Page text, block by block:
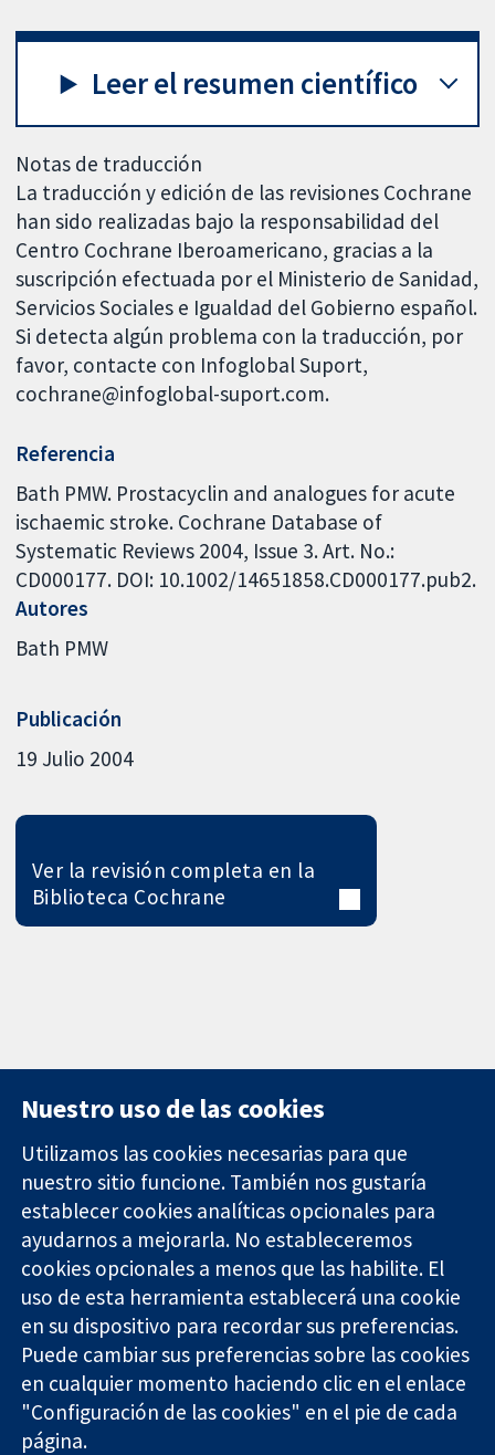
Leer el resumen científico
Notas de traducción
La traducción y edición de las revisiones Cochrane
han sido realizadas bajo la responsabilidad del
Centro Cochrane Iberoamericano, gracias a la
suscripción efectuada por el Ministerio de Sanidad,
Servicios Sociales e Igualdad del Gobierno español.
Si detecta algún problema con la traducción, por
favor, contacte con Infoglobal Suport,
cochrane@infoglobal-suport.com.
Referencia
Bath PMW. Prostacyclin and analogues for acute
ischaemic stroke. Cochrane Database of
Systematic Reviews 2004, Issue 3. Art. No.:
CD000177. DOI: 10.1002/14651858.CD000177.pub2.
Autores
Bath PMW
Publicación
19 Julio 2004
Ver la revisión completa en la
Biblioteca Cochrane
Evidencia fiable.
Decisiones
informadas.
Mejor salud.
11-13 Cavendish
Square
Londres
W1G 0AN
Reino Unido
Contacto
Noticias
Prensa
Sobre
nosotros
Empleo
Cochrane
Library
The Cochrane Collaboration is a charity (no. 1045921) and a
Nuestro uso de las cookies
Utilizamos las cookies necesarias para que
nuestro sitio funcione. También nos gustaría
establecer cookies analíticas opcionales para
ayudarnos a mejorarla. No estableceremos
cookies opcionales a menos que las habilite. El
uso de esta herramienta establecerá una cookie
en su dispositivo para recordar sus preferencias.
Puede cambiar sus preferencias sobre las cookies
en cualquier momento haciendo clic en el enlace
"Configuración de las cookies" en el pie de cada
página.